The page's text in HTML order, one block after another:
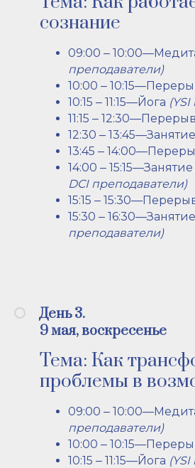
сознание
09:00 ‒
преподаватели)
10:00 ‒
10:15 ‒ 11:15—Йога
11:15 ‒ 12:30—Перерыв
12:30 ‒
13:45 ‒
14:00 ‒ 15:15—Занятие
DCI преподаватели)
15:15 ‒
15:30 ‒
преподаватели)
День 3.
9 мая, воскресенье
Тема: Как
проблемы в
09:00 ‒
преподаватели)
10:00 ‒
10:15 ‒ 11:15—Йога